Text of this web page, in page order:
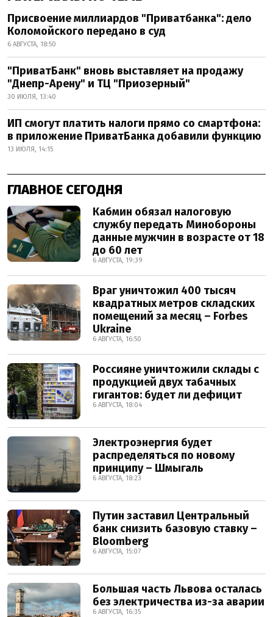
Присвоение миллиардов "Приватбанка": дело
Коломойского передано в суд
6 АВГУСТА, 18:50
"ПриватБанк" вновь выставляет на продажу
"Днепр-Арену" и ТЦ "Приозерный"
30 ИЮЛЯ, 13:40
ИП смогут платить налоги прямо со смартфона:
в приложение ПриватБанка добавили функцию
13 ИЮЛЯ, 14:15
ГЛАВНОЕ СЕГОДНЯ
Кабмин обязал налоговую
службу передать Минобороны
данные мужчин в возрасте от 18
до 60 лет
6 АВГУСТА, 19:39
Враг уничтожил 400 тысяч
квадратных метров складских
помещений за месяц – Forbes
Ukraine
6 АВГУСТА, 16:50
Россияне уничтожили склады с
продукцией двух табачных
гигантов: будет ли дефицит
6 АВГУСТА, 18:04
Электроэнергия будет
распределяться по новому
принципу – Шмыгаль
6 АВГУСТА, 18:23
Путин заставил Центральный
банк снизить базовую ставку –
Bloomberg
6 АВГУСТА, 15:07
Большая часть Львова осталась
без электричества из-за аварии
6 АВГУСТА, 16:35